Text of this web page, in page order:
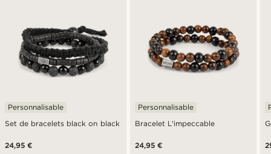
Set de bracelets black on black
Personnalisable
24,95 €
Bracelet L'impeccable
Personnalisable
24,95 €